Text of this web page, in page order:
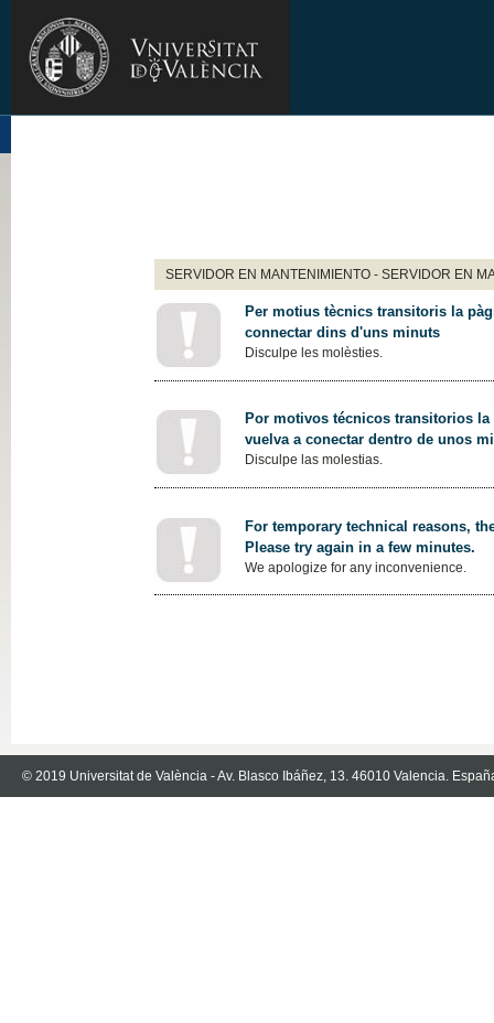
SERVIDOR EN MANTENIMIENTO - SERVIDOR EN
Per motius tècnics transitoris la
connectar dins d'uns minuts
Disculpe les molèsties.
Por motivos técnicos transitorios
vuelva a conectar dentro de unos
Disculpe las molestias.
For temporary technical reasons,
Please try again in a few minutes.
We apologize for any inconvenience.
© 2019 Universitat de València - Av. Blasco Ibáñez, 13. 46010 Valencia.